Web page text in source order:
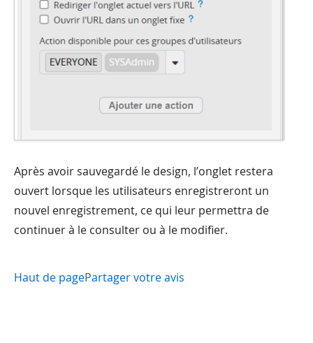
Après avoir sauvegardé le design, l’onglet restera
ouvert lorsque les utilisateurs enregistreront un
nouvel enregistrement, ce qui leur permettra de
continuer à le consulter ou à le modifier.
Haut de pagePartager votre avis